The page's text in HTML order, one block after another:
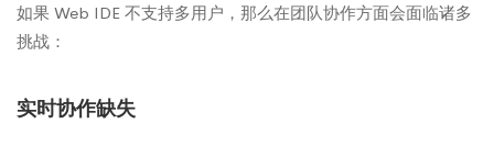
如果 Web IDE 不支持多用户，那么在团队协作方面会面临诸多
挑战：
实时协作缺失